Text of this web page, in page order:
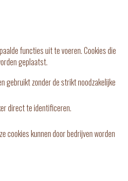
functies uit te voeren. Cookies die
geplaatst.
gebruikt zonder de strikt noodzakelijke
direct te identificeren.
cookies kunnen door bedrijven worden